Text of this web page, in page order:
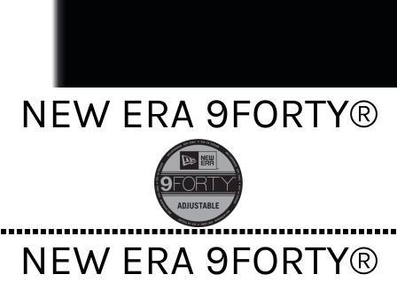
NEW ERA 9FORTY®
NEW ERA 9FORTY®